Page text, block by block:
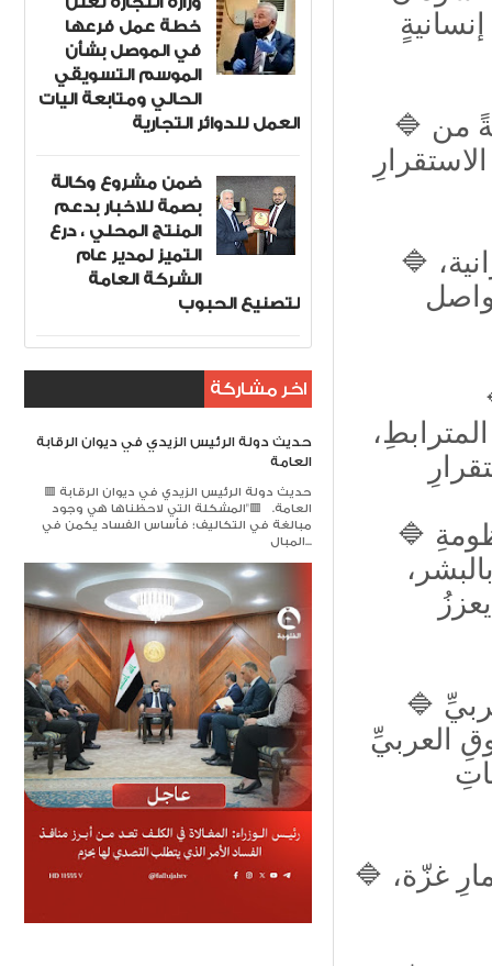
🔷 رابطَ الأخوّةِ مع ليبيا الشقيقة يستدعي منّا وقفةً من
🔷 نؤكدُ ترحيبَنا ودعمَنا للمفاوضاتِ الأمريكيةِ الإيرانية،
أصلَ
🔷 علينا أن نتحرّكَ ضمن خططٍ تدعمُ تكاملَ المنظومةِ
🔷 نعلنُ عن 18 مبادرةً طموحةً لتنشيطِ العملِ العربيِّ
العربيِّ
🔷 نؤكدُ إسهامَ العراقِ بمبلغِ (20 مليونَ دولار) لإعمارِ غزّة،
خطة عمل فرعها
في الموصل بشأن
الموسم التسويقي
الحالي ومتابعة اليات
العمل للدوائر التجارية
ضمن مشروع وكالة
بصمة للاخبار بدعم
المنتج المحلي ، درع
التميز لمدير عام
الشركة العامة
لتصنيع الحبوب
اخر مشاركة
حديث دولة الرئيس الزيدي في ديوان الرقابة
العامة
🟥 حديث دولة الرئيس الزيدي في ديوان الرقابة
العامة. 🟥​"المشكلة التي لاحظناها هي وجود
مبالغة في التكاليف؛ فأساس الفساد يكمن في
المبال...